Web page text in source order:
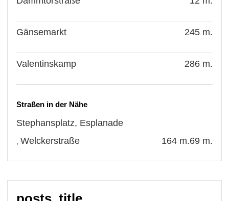
Gänsemarkt 245 m.
Valentinskamp 286 m.
Straßen in der Nähe
Stephansplatz, Esplanade
69 m.
,Welckerstraße 164 m.